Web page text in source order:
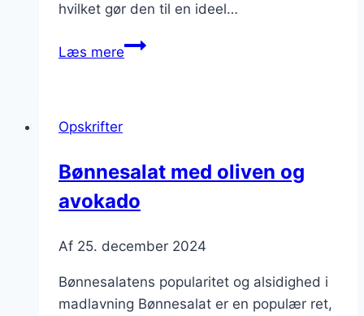
hvilket gør den til en ideel…
Læs mereBønnesalat
Opskrifter
Bønnesalat med oliven og
avokado
Af 25. december 2024
Bønnesalatens popularitet og alsidighed i
madlavning Bønnesalat er en populær ret,